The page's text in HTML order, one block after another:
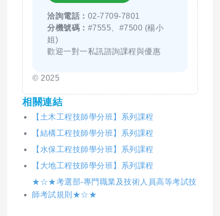
洽詢電話： 02-7709-7801
分機號碼： #7555、#7500 (楊小
姐)
歡迎一對一私訊諮詢課程與優惠
© 2025
相關連結
【土木工程技師學分班】系列課程
【結構工程技師學分班】系列課程
【水保工程技師學分班】系列課程
【大地工程技師學分班】系列課程
★☆★考選部-專門職業及技術人員高等考試技
師考試規則★☆★